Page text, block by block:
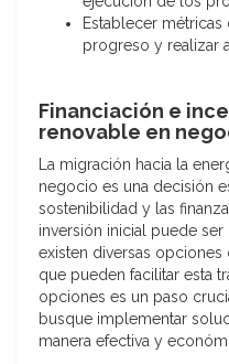
Establecer
progreso y realizar
Financiación e
renovable en
La migración hacia la
negocio es una decisión
sostenibilidad y las
inversión inicial puede
existen diversas opciones
que pueden facilitar esta
opciones es un paso
busque implementar
manera efectiva y